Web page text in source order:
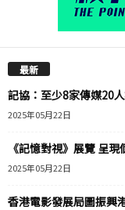
最新
記協：至少8家傳媒20
2025年05月22日
《記憶對視》展覽 呈
2025年05月22日
香港電影發展局圖振興